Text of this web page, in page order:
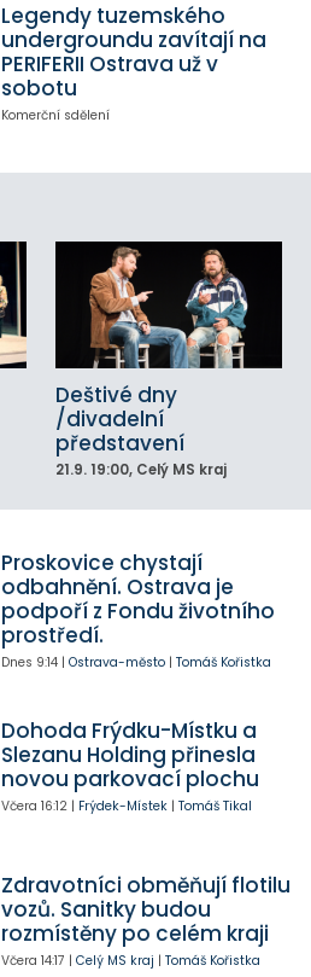
Legendy tuzemského
undergroundu zavítají na
PERIFERII Ostrava už v
sobotu
Komerční sdělení
Deštivé dny
/divadelní
představení
21.9. 19:00, Celý MS kraj
Proskovice chystají
odbahnění. Ostrava je
podpoří z Fondu životního
prostředí.
Dnes 9:14| Ostrava-město| Tomáš Kořistka
Dohoda Frýdku-Místku a
Slezanu Holding přinesla
novou parkovací plochu
Včera 16:12| Frýdek-Místek| Tomáš Tikal
Zdravotníci obměňují flotilu
vozů. Sanitky budou
rozmístěny po celém kraji
Včera 14:17 | Celý MS kraj | Tomáš Kořistka